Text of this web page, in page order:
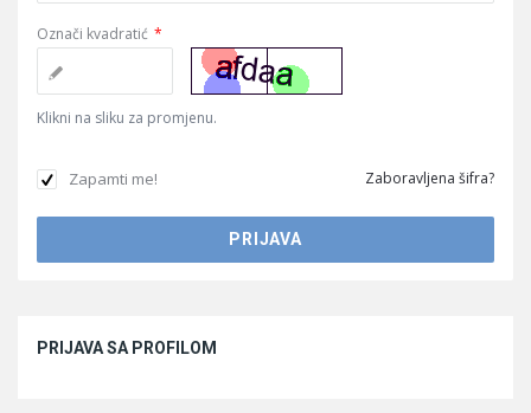
Označi kvadratić *
Klikni na sliku za promjenu.
Zapamti me! Zaboravljena šifra?
PRIJAVA SA PROFILOM